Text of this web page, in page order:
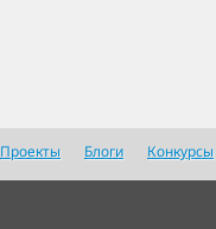
Проекты Блоги Конкурсы